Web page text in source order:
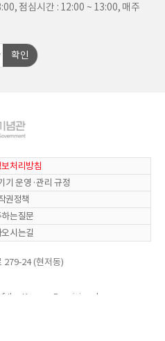
점심시간 : 12:00 ~ 13:00, 매주
확인
처리방침
기 운영·관리 규정
권정책
는질문
시는길
279-24 (현저동)
the Korean Provisional